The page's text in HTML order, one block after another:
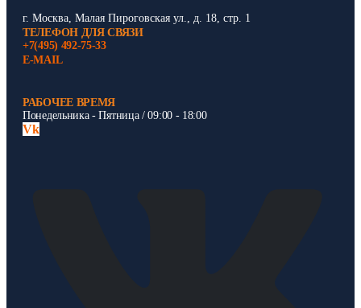
г. Москва, Малая Пироговская ул., д. 18, стр. 1
ТЕЛЕФОН ДЛЯ СВЯЗИ
+7(495) 492-75-33
E-MAIL
РАБОЧЕЕ ВРЕМЯ
Понедельника - Пятница / 09:00 - 18:00
Vk